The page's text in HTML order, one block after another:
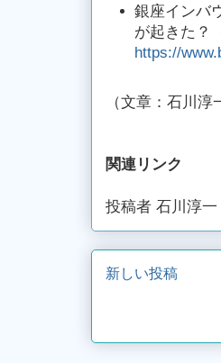
銀座インバ
が起きた？
https://
（文章：石川淳
関連リンク
投稿者 石川淳一
新しい投稿